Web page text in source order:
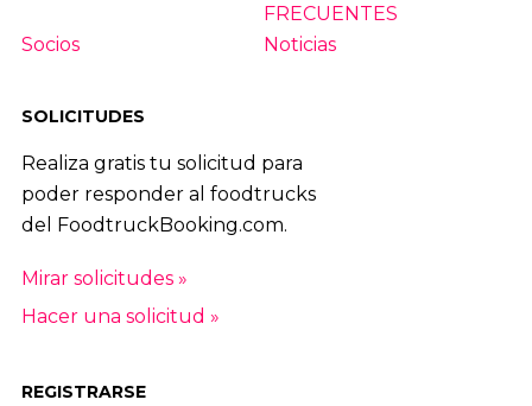
FRECUENTES
Socios
Noticias
SOLICITUDES
Realiza gratis tu solicitud para
poder responder al foodtrucks
del FoodtruckBooking.com.
Mirar solicitudes »
Hacer una solicitud »
REGISTRARSE